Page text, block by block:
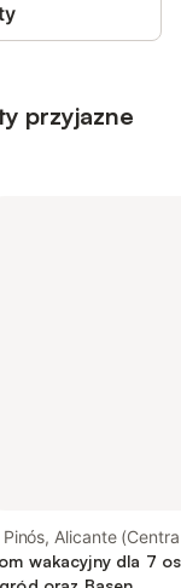
przyjazne
Pinós, Alicante
wakacyjny dla 7